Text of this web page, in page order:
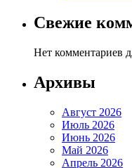
Свежие
Нет комментариев
Архивы
Август 2026
Июль 2026
Июнь 2026
Май 2026
Апрель 2026